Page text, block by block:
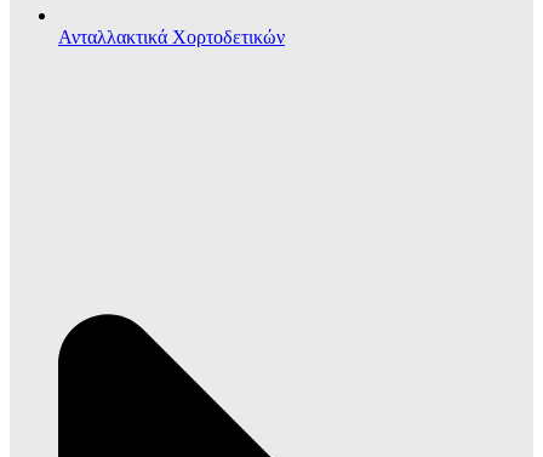
Ανταλλακτικά Χορτοδετικών